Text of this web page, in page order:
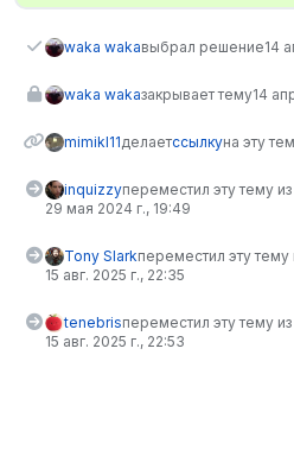
waka wakaвыбрал решение14
waka wakaзакрывает тему14
mimikl11делаетссылкуна эту
inquizzyпереместил эту тему
29 мая 2024 г., 19:49
Tony Slarkпереместил эту
15 авг. 2025 г., 22:35
tenebrisпереместил эту тему
15 авг. 2025 г., 22:53